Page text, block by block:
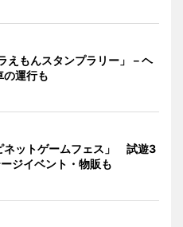
えもんスタンプラリー」－ヘ
の運行も
ネットゲームフェス」 試遊3
ジイベント・物販も